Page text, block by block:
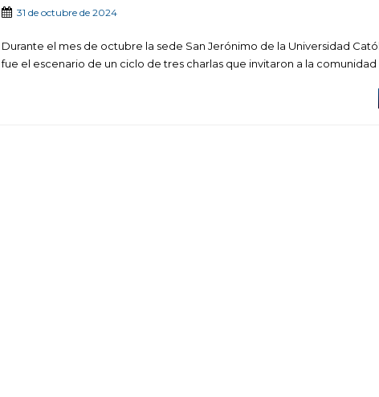
31 de octubre de 2024
Durante el mes de octubre la sede San Jerónimo de la Universidad
fue el escenario de un ciclo de tres charlas que invitaron a la comunidad